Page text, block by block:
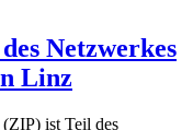
Netzwerkes
Linz
ist Teil des